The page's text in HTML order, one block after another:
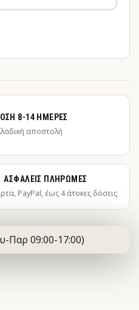
8-14 ΗΜΈΡΕΣ
αποστολή
ΑΣΦΑΛΕΊΣ ΠΛΗΡΩΜΈΣ
PayPal, έως 4 άτοκες δόσεις
Παρ 09:00-17:00)